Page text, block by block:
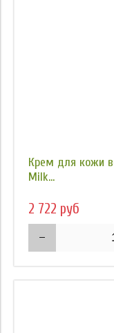
Крем для кожи
Milk...
2 722 руб